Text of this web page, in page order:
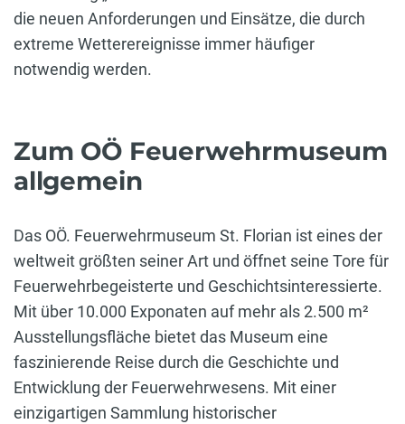
die neuen Anforderungen und Einsätze, die durch
extreme Wetterereignisse immer häufiger
notwendig werden.
Zum OÖ Feuerwehrmuseum
allgemein
Das OÖ. Feuerwehrmuseum St. Florian ist eines der
weltweit größten seiner Art und öffnet seine Tore für
Feuerwehrbegeisterte und Geschichtsinteressierte.
Mit über 10.000 Exponaten auf mehr als 2.500 m²
Ausstellungsfläche bietet das Museum eine
faszinierende Reise durch die Geschichte und
Entwicklung der Feuerwehrwesens. Mit einer
einzigartigen Sammlung historischer